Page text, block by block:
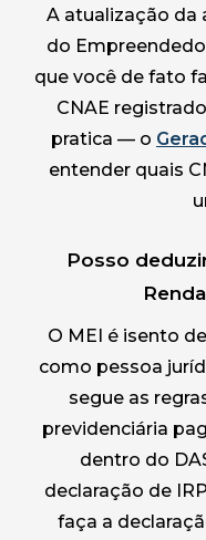
A atualização da
do
que você de fato
CNAE
pratica — o
entender quais
Posso
O MEI é isento
como pessoa
segue as
previdenciária
dentro do
declaração de
faça a